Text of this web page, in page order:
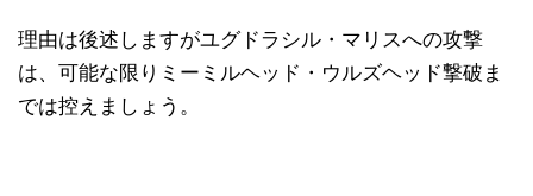
理由は後述しますがユグドラシル・マリスへの攻撃
は、可能な限りミーミルヘッド・ウルズヘッド撃破ま
では控えましょう。